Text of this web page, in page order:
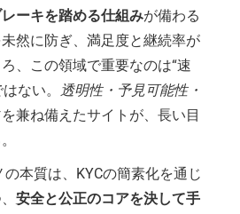
ーキを踏める仕組みが備わる
然に防ぎ、満足度と継続率が
、この領域で重要なのは“速
ない。 透明性・予見可能性・
を兼ね備えたサイトが、長い目
本質は、KYCの簡素化を通じ
安全と公正のコアを決して手